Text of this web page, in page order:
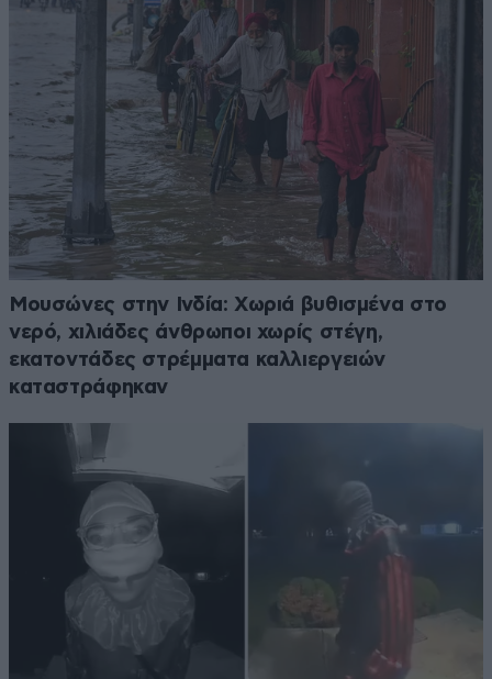
Μουσώνες στην Ινδία: Χωριά βυθισμένα στο
νερό, χιλιάδες άνθρωποι χωρίς στέγη,
εκατοντάδες στρέμματα καλλιεργειών
καταστράφηκαν